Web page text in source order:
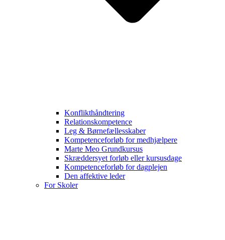
Konflikthåndtering
Relationskompetence
Leg & Børnefællesskaber
Kompetenceforløb for medhjælpere
Marte Meo Grundkursus
Skræddersyet forløb eller kursusdage
Kompetenceforløb for dagplejen
Den affektive leder
For Skoler